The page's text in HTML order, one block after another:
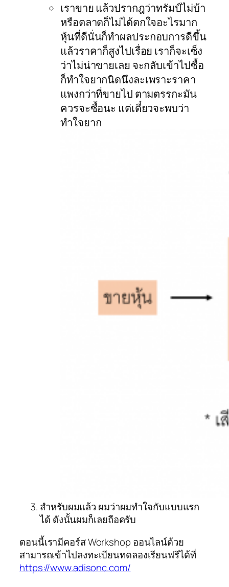
เราขาย แล้วปรากฎว่าทรัมป์ไม่บ้า
หรือตลาดก็ไม่ได้ตกใจอะไรมาก
หุ้นที่ดีนั่นก็ทำผลประกอบการดีขึ้น
แล้วราคาก็สูงไปเรื่อย เราก็จะเซ็ง
ว่าไม่น่าขายเลย จะกลับเข้าไปซื้อ
ก็ทำใจยากนิดนึงละเพราะราคา
แพงกว่าที่ขายไป ตามตรรกะมัน
ควรจะซื้อนะ แต่เดี๋ยวจะพบว่า
ทำใจยาก
สำหรับผมแล้ว ผมว่าผมทำใจกับแบบแรก
ได้ ดังนั้นผมก็เลยถือครับ
ตอนนี้เรามีคอร์ส Workshop ออนไลน์ด้วย
สามารถเข้าไปลงทะเบียนทดลองเรียนฟรีได้ที่
https://www.adisonc.com/